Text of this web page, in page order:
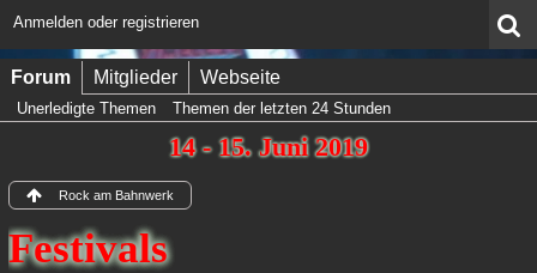
Anmelden oder registrieren
Forum Mitglieder Webseite
Unerledigte Themen Themen der letzten 24 Stunden
14 - 15. Juni 2019
Rock am Bahnwerk
Festivals